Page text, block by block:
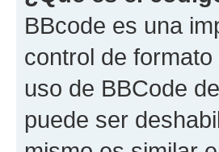
BBcode es una
control de
uso de BBCode
puede ser